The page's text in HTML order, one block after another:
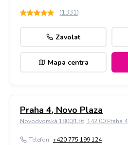
(1331)
Zavolat
Mapa centra
Praha 4, Novo Plaza
Novodvorská 1800/136, 142 00 Praha 4
Telefon: +420 775 199 124